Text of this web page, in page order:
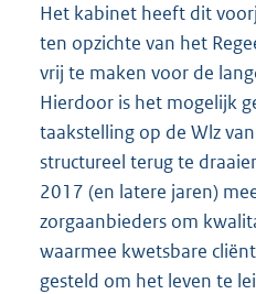
Het kabinet heeft dit
ten opzichte van het
vrij te maken voor de
Hierdoor is het mogelijk
taakstelling op de Wlz
structureel terug te
2017 (en latere jaren)
zorgaanbieders om
waarmee kwetsbare
gesteld om het leven te